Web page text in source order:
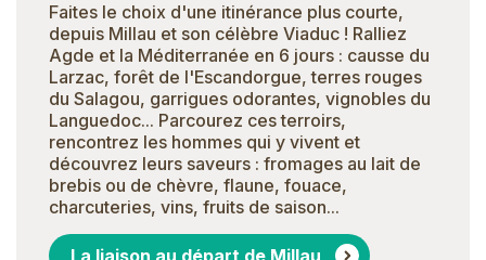
Faites le choix d'une itinérance plus courte,
depuis Millau et son célèbre Viaduc ! Ralliez
Agde et la Méditerranée en 6 jours : causse du
Larzac, forêt de l'Escandorgue, terres rouges
du Salagou, garrigues odorantes, vignobles du
Languedoc... Parcourez ces terroirs,
rencontrez les hommes qui y vivent et
découvrez leurs saveurs : fromages au lait de
brebis ou de chèvre, flaune, fouace,
charcuteries, vins, fruits de saison...